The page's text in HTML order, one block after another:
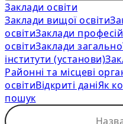
Заклади освіти
Заклади вищої освіти
освітиЗаклади
освітиЗаклади
інститути (установи)
Районні та місцеві
освітиВідкриті даніЯк
пошук